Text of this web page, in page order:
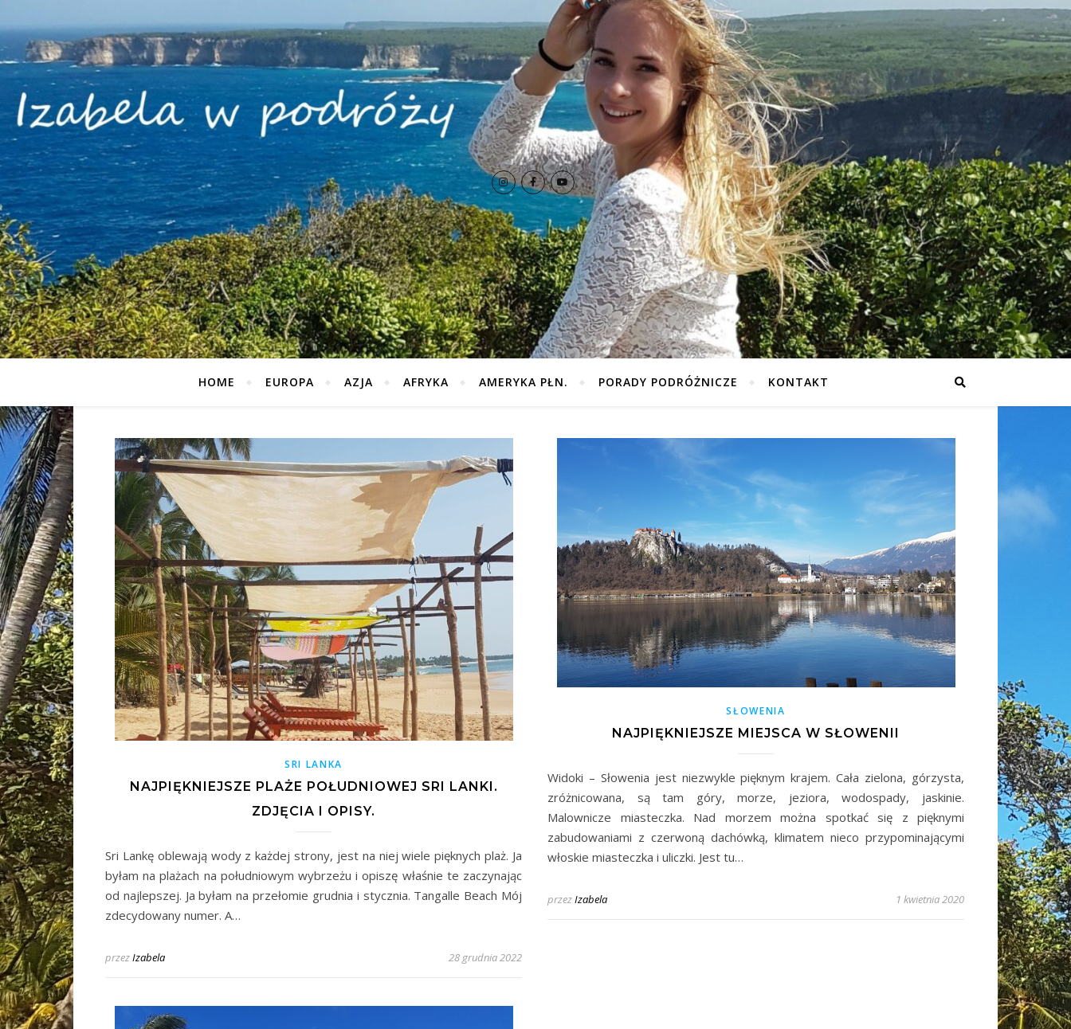
HOME EUROPA AZJA AFRYKA AMERYKA PŁN. PORADY PODRÓŻNICZE KONTAKT
SRI LANKA
NAJPIĘKNIEJSZE PLAŻE POŁUDNIOWEJ SRI LANKI.
ZDJĘCIA I OPISY.
Sri Lankę oblewają wody z każdej strony, jest na niej wiele pięknych plaż. Ja
byłam na plażach na południowym wybrzeżu i opiszę właśnie te zaczynając
od najlepszej. Ja byłam na przełomie grudnia i stycznia. Tangalle Beach Mój
zdecydowany numer. A…
przezIzabela 28 grudnia 2022
SŁOWENIA
NAJPIĘKNIEJSZE MIEJSCA W SŁOWENII
Widoki – Słowenia jest niezwykle pięknym krajem. Cała zielona, górzysta,
zróżnicowana, są tam góry, morze, jeziora, wodospady, jaskinie.
Malownicze miasteczka. Nad morzem można spotkać się z pięknymi
zabudowaniami z czerwoną dachówką, klimatem nieco przypominającymi
włoskie miasteczka i uliczki. Jest tu…
przezIzabela 1 kwietnia 2020